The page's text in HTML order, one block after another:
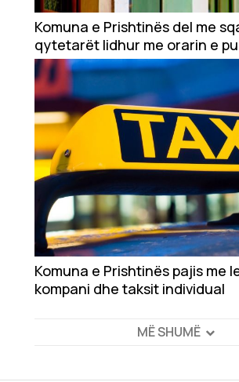
Komuna e Prishtinës del me
qytetarët lidhur me orarin e
barnatoreve
Komuna e Prishtinës pajis me
kompani dhe taksit individual
MË SHUMË